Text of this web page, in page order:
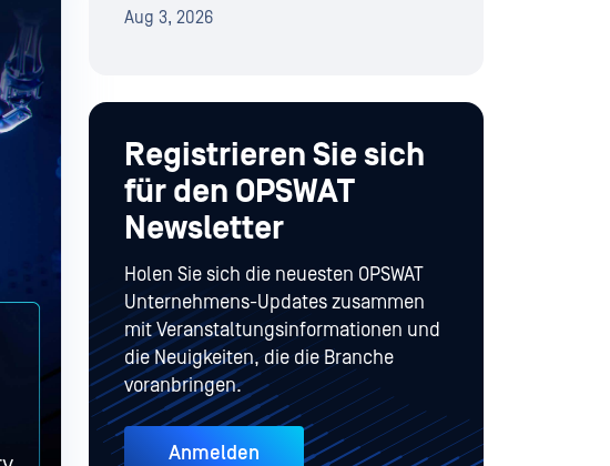
Aug 3, 2026
Registrieren Sie sich
für den OPSWAT
Newsletter
Holen Sie sich die neuesten OPSWAT
Unternehmens-Updates zusammen
mit Veranstaltungsinformationen und
die Neuigkeiten, die die Branche
voranbringen.
Anmelden